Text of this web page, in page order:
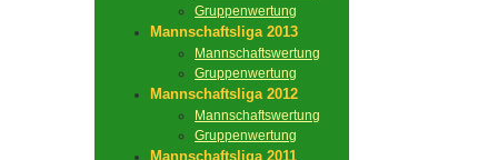
Gruppenwertung
Mannschaftsliga 2013
Mannschaftswertung
Gruppenwertung
Mannschaftsliga 2012
Mannschaftswertung
Gruppenwertung
Mannschaftsliga 2011